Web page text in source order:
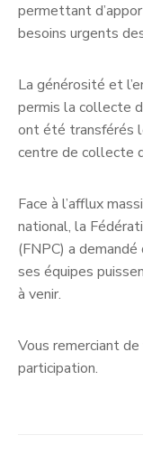
permettant
besoins urgents
La générosité et
permis la collecte
ont été transférés
centre de collecte
Face à l’afflux
national, la
(FNPC) a
ses équipes
à venir.
Vous remerciant
participation.